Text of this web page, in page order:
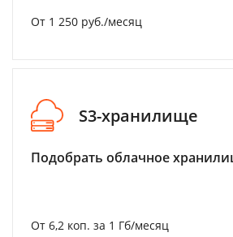
От 1 250 руб./месяц
S3-хранилище
Подобрать облачное
От 6,2 коп. за 1 Гб/месяц